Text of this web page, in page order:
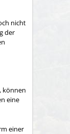
nicht
der
können
eine
einer